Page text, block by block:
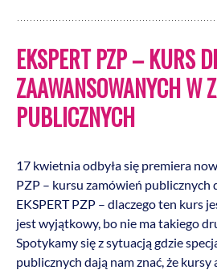
EKSPERT PZP – KURS
ZAAWANSOWANYCH W
PUBLICZNYCH
17 kwietnia odbyła się premiera
PZP – kursu zamówień
EKSPERT PZP – dlaczego ten kurs
jest wyjątkowy, bo nie ma takiego
Spotykamy się z sytuacją gdzie
publicznych dają nam znać, że